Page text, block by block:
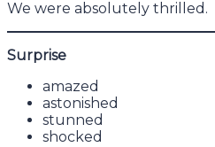
We were absolutely thrilled.
Surprise
amazed
astonished
stunned
shocked